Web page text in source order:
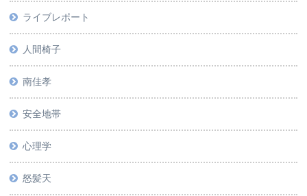
ライブレポート
人間椅子
南佳孝
安全地帯
心理学
怒髪天